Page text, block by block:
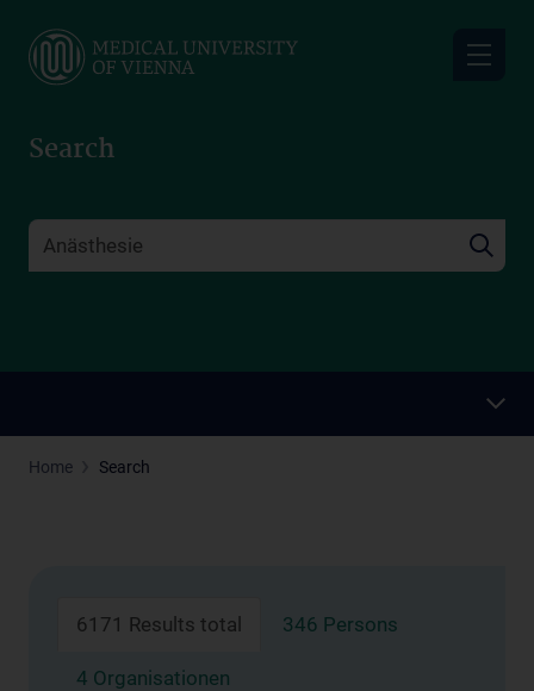
main
Search
Home Search
6171 Results total 346 Persons
4 Organisationen